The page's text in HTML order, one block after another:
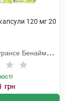
120 мг 20
Бенайм
грн